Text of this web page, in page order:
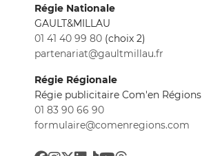
Régie Nationale
GAULT&MILLAU
01 41 40 99 80 (choix 2)
partenariat@gaultmillau.fr
Régie Régionale
Régie publicitaire Com'en Régions
01 83 90 66 90
formulaire@comenregions.com